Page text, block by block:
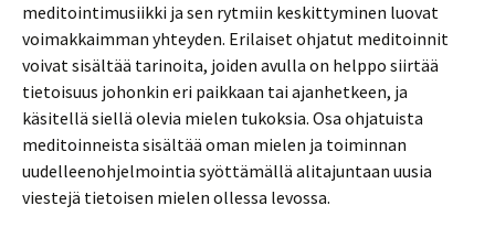
meditointimusiikki ja sen rytmiin keskittyminen luovat
voimakkaimman yhteyden. Erilaiset ohjatut meditoinnit
voivat sisältää tarinoita, joiden avulla on helppo siirtää
tietoisuus johonkin eri paikkaan tai ajanhetkeen, ja
käsitellä siellä olevia mielen tukoksia. Osa ohjatuista
meditoinneista sisältää oman mielen ja toiminnan
uudelleenohjelmointia syöttämällä alitajuntaan uusia
viestejä tietoisen mielen ollessa levossa.